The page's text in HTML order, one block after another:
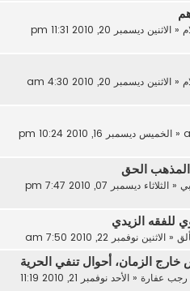
« الاثنين ديسمبر 20, 2010 11:31 pm
« الاثنين ديسمبر 20, 2010 4:30 am
« الخميس ديسمبر 16, 2010 10:24 pm
الحق
« الثلاثاء ديسمبر 07, 2010 7:47 pm
للفقه الزيدي
« الاثنين نوفمبر 22, 2010 7:50 am
الزمان، أحوال تنفي الحرية
عفارة«
الأحد نوفمبر 21, 2010 11:19